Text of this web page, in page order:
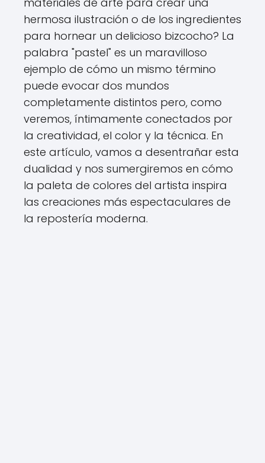
hermosa ilustración o de los ingredientes
para hornear un delicioso bizcocho? La
palabra "pastel" es un maravilloso
ejemplo de cómo un mismo término
puede evocar dos mundos
completamente distintos pero, como
veremos, íntimamente conectados por
la creatividad, el color y la técnica. En
este artículo, vamos a desentrañar esta
dualidad y nos sumergiremos en cómo
la paleta de colores del artista inspira
las creaciones más espectaculares de
la repostería moderna.